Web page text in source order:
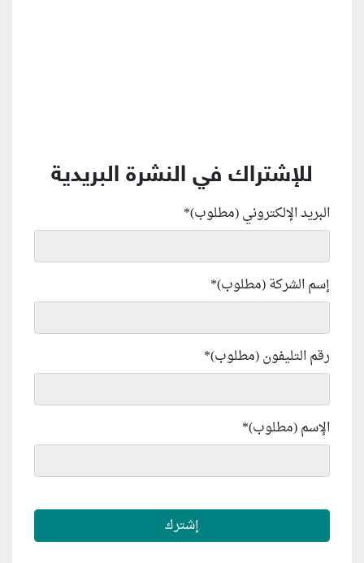
للإشتراك في النشرة البريدية
البريد الإلكتروني (مطلوب)*
إسم الشركة (مطلوب)*
رقم التليفون (مطلوب)*
الإسم (مطلوب)*